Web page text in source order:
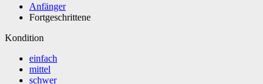
Anfänger
Fortgeschrittene
Kondition
einfach
mittel
schwer